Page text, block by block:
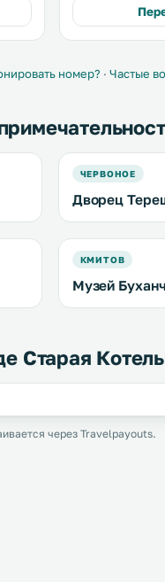
и
.
кондиционером
оборудованной
ФОК находится
номер? · Частые
ЧЕРВОНОЕ
Дворец
КМИТОВ
Музей
Старая
через Travelpayouts.